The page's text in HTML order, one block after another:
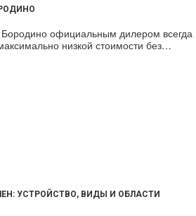
официальным дилером всегда
низкой стоимости без…
УСТРОЙСТВО, ВИДЫ И ОБЛАСТИ